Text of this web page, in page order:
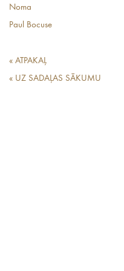
Noma
Paul Bocuse
« ATPAKAĻ
« UZ SADAĻAS SĀKUMU